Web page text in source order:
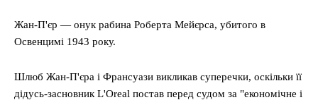
Жан-П'єр — онук рабина Роберта Мейєрса, убитого в
Освенцимі 1943 року.
Шлюб Жан-П'єра і Франсуази викликав суперечки, оскільки її
дідусь-засновник L'Oreal постав перед судом за "економічне і